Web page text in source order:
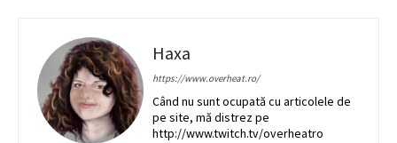
Haxa
https://www.overheat.ro/
Când nu sunt ocupată cu articolele de
pe site, mă distrez pe
http://www.twitch.tv/overheatro